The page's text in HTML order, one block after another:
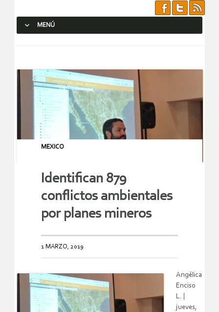
MENÚ
MEXICO
Identifican 879
conflictos ambientales
por planes mineros
1 MARZO, 2019
Angélica
Enciso
L. |
jueves,